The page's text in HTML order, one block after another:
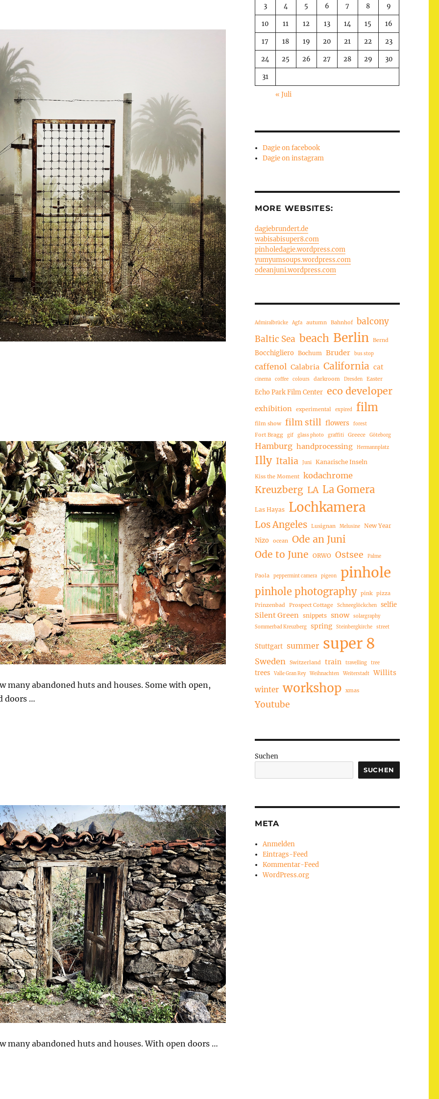
many abandoned huts and houses. Some with open,
doors …
many abandoned huts and houses. With open doors …
3 4 5 6 7 8 9
10 11 12 13 14 15 16
17 18 19 20 21 22 23
24 25 26 27 28 29 30
31
« Juli
Dagie on facebook
Dagie on instagram
MORE WEBSITES:
dagiebrundert.de
wabisabisuper8.com
pinholedagie.wordpress.com
yumyumsoups.wordpress.com
odeanjuni.wordpress.com
Admiralbrücke Agfa autumn Bahnhof balcony
Baltic Sea beach Berlin Bernd
Bocchigliero Bochum Bruder bus stop
caffenol Calabria California cat
cinema coffee colours darkroom Dresden Easter
Echo Park Film Center eco developer
exhibition experimental expired film
film show film still flowers forest
Fort Bragg gif glass photo graffiti Greece Göteborg
Hamburg handprocessing Hermannplatz
Illy Italia Juni Kanarische Inseln
Kiss the Moment kodachrome
Kreuzberg LA La Gomera
Las Hayas Lochkamera
Los Angeles Lusignan Melusine New Year
Nizo ocean
Ode an Juni
Ode to June ORWO Ostsee Palme
Paola peppermint camera pigeon pinhole
pinhole photography pink pizza
Prinzenbad
Prospect Cottage Schneeglöckchen selfie
Silent Green snippets snow
solargraphy
Sommerbad Kreuzberg
spring Steinbergkirche street
Stuttgart summer super 8
Sweden Switzerland train travelling tree
trees Valle Gran Rey Weihnachten Weiterstadt Willits
winter workshop xmas
Youtube
Suchen
SUCHEN
META
Anmelden
Eintrags-Feed
Kommentar-Feed
WordPress.org